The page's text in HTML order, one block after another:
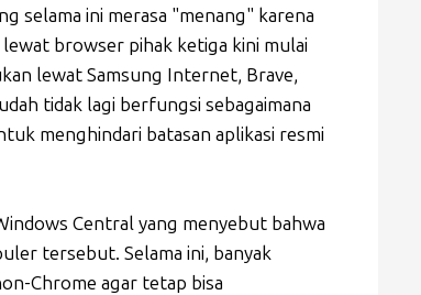
selama ini merasa "menang" karena
browser pihak ketiga kini mulai
lewat Samsung Internet, Brave,
tidak lagi berfungsi sebagaimana
menghindari batasan aplikasi resmi
Central yang menyebut bahwa
tersebut. Selama ini, banyak
Chrome agar tetap bisa